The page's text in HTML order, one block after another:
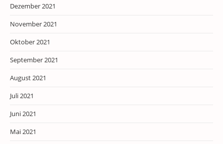
Dezember 2021
November 2021
Oktober 2021
September 2021
August 2021
Juli 2021
Juni 2021
Mai 2021